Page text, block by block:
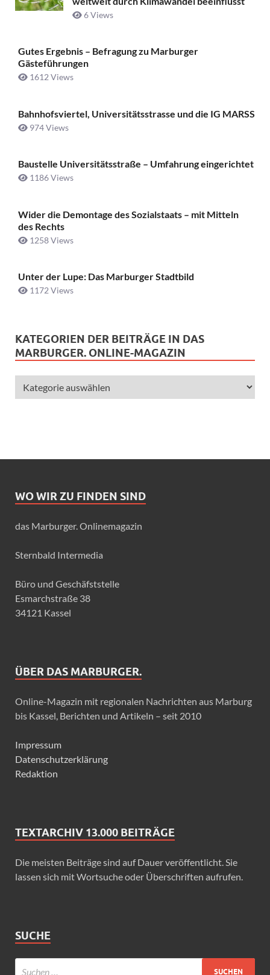
6 Views
Gutes Ergebnis – Befragung zu Marburger
Gästeführungen
1612 Views
Bahnhofsviertel, Universitätsstrasse und die IG MARSS
974 Views
Baustelle Universitätsstraße ­– Umfahrung eingerichtet
1186 Views
Wider die Demontage des Sozialstaats – mit Mitteln
des Rechts
1258 Views
Unter der Lupe: Das Marburger Stadtbild
1172 Views
KATEGORIEN DER BEITRÄGE IN DAS
MARBURGER. ONLINE-MAGAZIN
WO WIR ZU FINDEN SIND
das Marburger. Onlinemagazin
Sternbald Intermedia
Büro und Geschäfststelle
Esmarchstraße 38
34121 Kassel
ÜBER DAS MARBURGER.
Online-Magazin mit regionalen Nachrichten aus Marburg
bis Kassel, Berichten und Artikeln – seit 2010
Impressum
Datenschutzerklärung
Redaktion
TEXTARCHIV 13.000 BEITRÄGE
Die meisten Beiträge sind auf Dauer veröffentlicht. Sie
lassen sich mit Wortsuche oder Überschriften aufrufen.
SUCHE